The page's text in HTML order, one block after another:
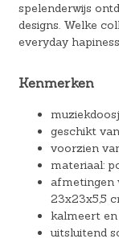
spelenderwijs
designs. Welke
everyday
Kenmerken
geschikt
voorzien
materiaal:
afmetingen
23x23x5,5
kalmeert
uitsluitend